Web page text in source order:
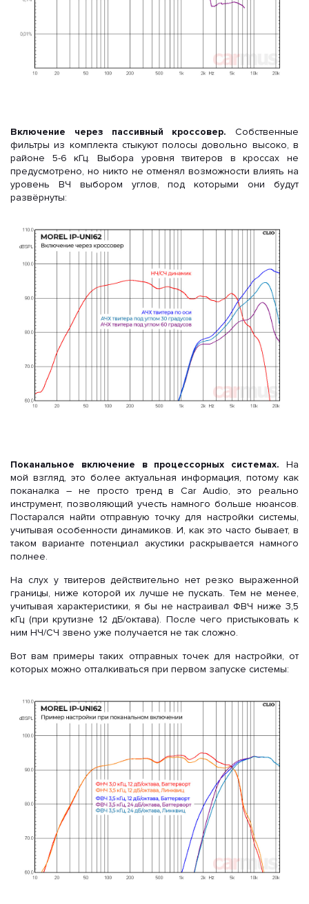
Включение через пассивный кроссовер. Собственные
фильтры из комплекта стыкуют полосы довольно высоко, в
районе 5-6 кГц. Выбора уровня твитеров в кроссах не
предусмотрено, но никто не отменял возможности влиять на
уровень ВЧ выбором углов, под которыми они будут
развёрнуты:
Поканальное включение в процессорных системах. На
мой взгляд, это более актуальная информация, потому как
поканалка – не просто тренд в Car Audio, это реально
инструмент, позволяющий учесть намного больше нюансов.
Постарался найти отправную точку для настройки системы,
учитывая особенности динамиков. И, как это часто бывает, в
таком варианте потенциал акустики раскрывается намного
полнее.
На слух у твитеров действительно нет резко выраженной
границы, ниже которой их лучше не пускать. Тем не менее,
учитывая характеристики, я бы не настраивал ФВЧ ниже 3,5
кГц (при крутизне 12 дБ/октава). После чего пристыковать к
ним НЧ/СЧ звено уже получается не так сложно.
Вот вам примеры таких отправных точек для настройки, от
которых можно отталкиваться при первом запуске системы: